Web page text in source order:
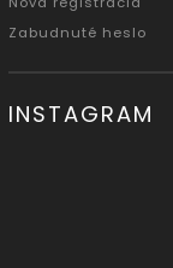
Zabudnuté heslo
INSTAGRAM